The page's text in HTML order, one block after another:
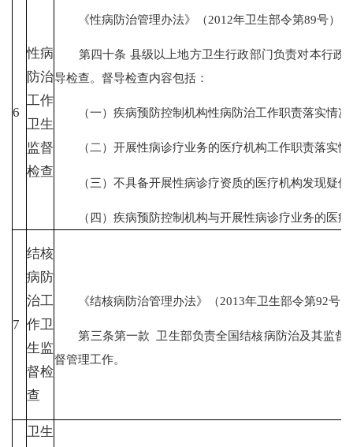
6
性病
防治
工作
卫生
监督
检查
《性病防治管理办法》（2012年卫生部令第89号）
第四十条 县级以上地方卫生行政部门负责对本行政
导检查。督导检查内容包括：
（一）疾病预防控制机构性病防治工作职责落实情况
（二）开展性病诊疗业务的医疗机构工作职责落实情
（三）不具备开展性病诊疗资质的医疗机构发现疑似
（四）疾病预防控制机构与开展性病诊疗业务的医疗
7
结核
病防
治工
作卫
生监
督检
查
《结核病防治管理办法》（2013年卫生部令第92号）
第三条第一款 卫生部负责全国结核病防治及其监督
督管理工作。
卫生